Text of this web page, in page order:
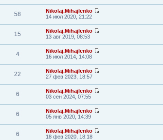
58
Nikolaj.Mihajlenko
14 июл 2020, 21:22
15
Nikolaj.Mihajlenko
13 авг 2019, 08:53
4
Nikolaj.Mihajlenko
16 июл 2014, 14:08
22
Nikolaj.Mihajlenko
27 фев 2023, 18:57
6
Nikolaj.Mihajlenko
03 сен 2024, 07:55
6
Nikolaj.Mihajlenko
05 янв 2020, 14:39
6
Nikolaj.Mihajlenko
18 фев 2020, 18:18